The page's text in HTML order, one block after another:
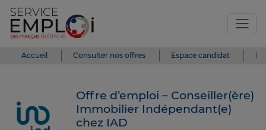
Accueil Consulter nos offres Espace candidat
Offre d’emploi – Conseiller(ère)
Immobilier Indépendant(e)
chez IAD